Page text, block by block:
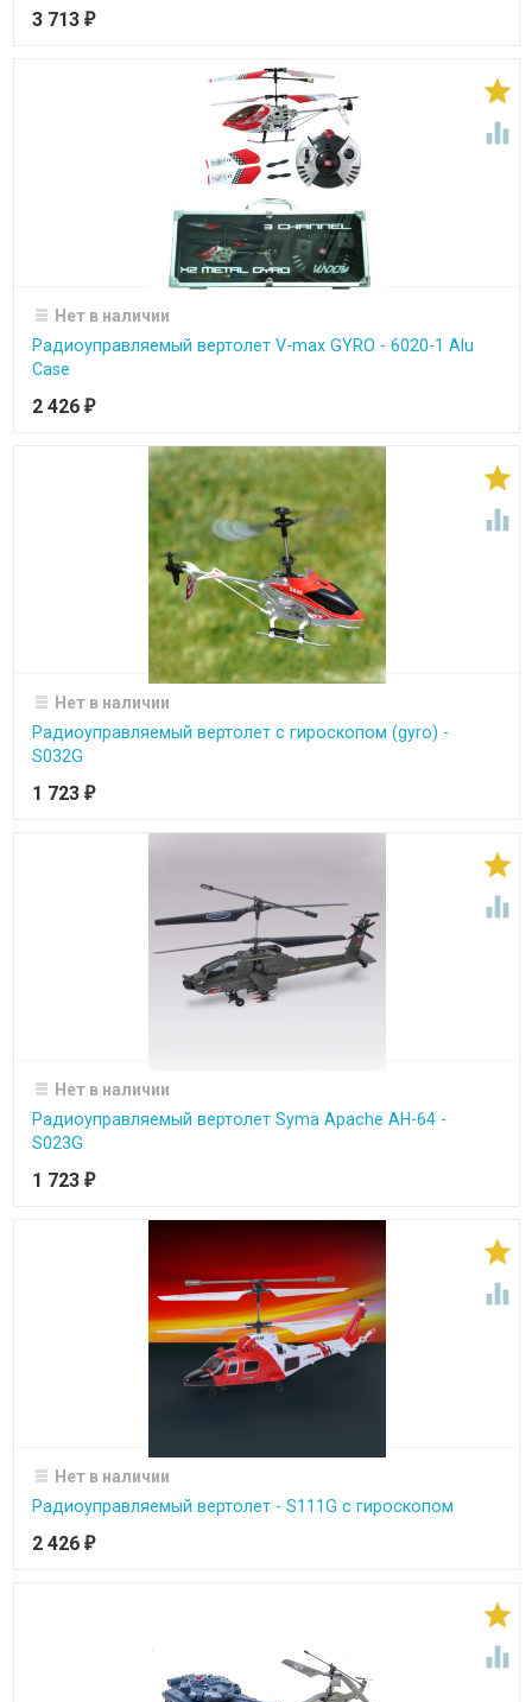
3 713 ₽


Нет в наличии
Радиоуправляемый вертолет V-max GYRO - 6020-1 Alu
Case
2 426 ₽


Нет в наличии
Радиоуправляемый вертолет c гироскопом (gyro) -
S032G
1 723 ₽


Нет в наличии
Радиоуправляемый вертолет Syma Apache AH-64 -
S023G
1 723 ₽


Нет в наличии
Радиоуправляемый вертолет - S111G с гироскопом
2 426 ₽

